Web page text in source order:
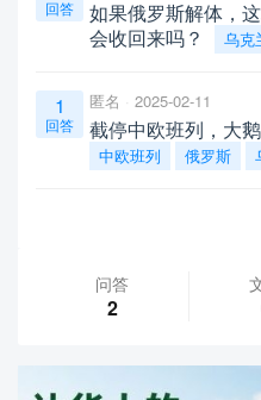
回答
如果俄罗斯解体，
会收回来吗？
乌克
1
回答
匿名 2025-02-11
截停中欧班列，大
中欧班列 俄罗斯
问答
2